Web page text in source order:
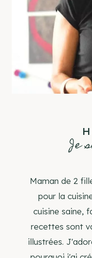
Je
Maman de 2
pour la
cuisine saine,
recettes sont
illustrées.